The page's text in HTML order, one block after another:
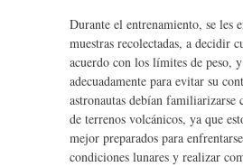
Durante el entrenamiento, se les
muestras recolectadas, a decidir
acuerdo con los límites de peso,
adecuadamente para evitar su
astronautas debían familiarizarse
de terrenos volcánicos, ya que
mejor preparados para
condiciones lunares y realizar